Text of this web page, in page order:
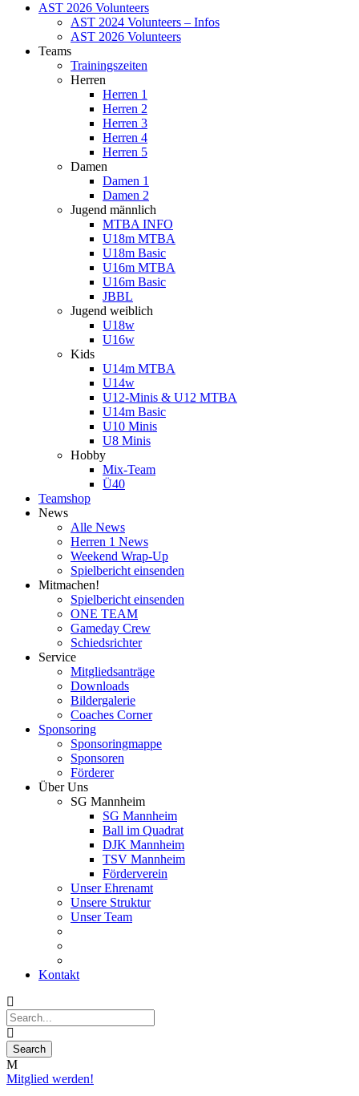
AST 2026 Volunteers
AST 2024 Volunteers – Infos
AST 2026 Volunteers
Teams
Trainingszeiten
Herren
Herren 1
Herren 2
Herren 3
Herren 4
Herren 5
Damen
Damen 1
Damen 2
Jugend männlich
MTBA INFO
U18m MTBA
U18m Basic
U16m MTBA
U16m Basic
JBBL
Jugend weiblich
U18w
U16w
Kids
U14m MTBA
U14w
U12-Minis & U12 MTBA
U14m Basic
U10 Minis
U8 Minis
Hobby
Mix-Team
Ü40
Teamshop
News
Alle News
Herren 1 News
Weekend Wrap-Up
Spielbericht einsenden
Mitmachen!
Spielbericht einsenden
ONE TEAM
Gameday Crew
Schiedsrichter
Service
Mitgliedsanträge
Downloads
Bildergalerie
Coaches Corner
Sponsoring
Sponsoringmappe
Sponsoren
Förderer
Über Uns
SG Mannheim
SG Mannheim
Ball im Quadrat
DJK Mannheim
TSV Mannheim
Förderverein
Unser Ehrenamt
Unsere Struktur
Unser Team
Kontakt
Mitglied werden!